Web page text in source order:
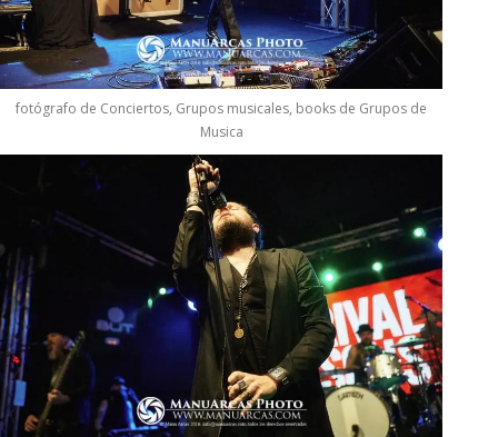
fotógrafo de Conciertos, Grupos musicales, books de Grupos de
Musica